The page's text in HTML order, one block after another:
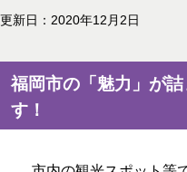
更新日：2020年12月2日
福岡市の「魅力」が
す！